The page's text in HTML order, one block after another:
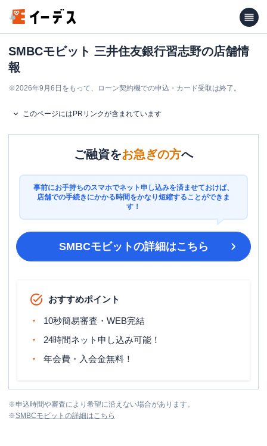
SMBCモビット 三井住友銀行習志野の店舗情
報
※2026年9月6日をもって、ローン契約機での申込・カード受取は終了。
このページにはPRリンクが含まれています
ご融資をお急ぎの方へ
事前にお手持ちのスマホでネット申し込みを済ませておけば、
店舗での手続きにかかる時間をかなり短縮することができま
す！
SMBCモビットの詳細はこちら
おすすめポイント
10秒簡易審査・WEB完結
24時間ネット申し込み可能！
年会費・入会金無料！
※申込時間や審査により希望に沿えない場合があります。
※SMBCモビット の詳細はこちら